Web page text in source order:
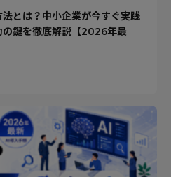
とは？中小企業が今すぐ実践
の鍵を徹底解説【2026年最